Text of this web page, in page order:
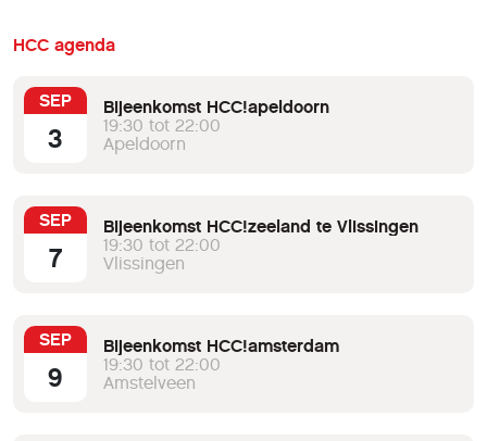
HCC agenda
SEP
3
Bijeenkomst HCC!apeldoorn
19:30 tot 22:00
Apeldoorn
SEP
7
Bijeenkomst HCC!zeeland te Vlissingen
19:30 tot 22:00
Vlissingen
SEP
9
Bijeenkomst HCC!amsterdam
19:30 tot 22:00
Amstelveen